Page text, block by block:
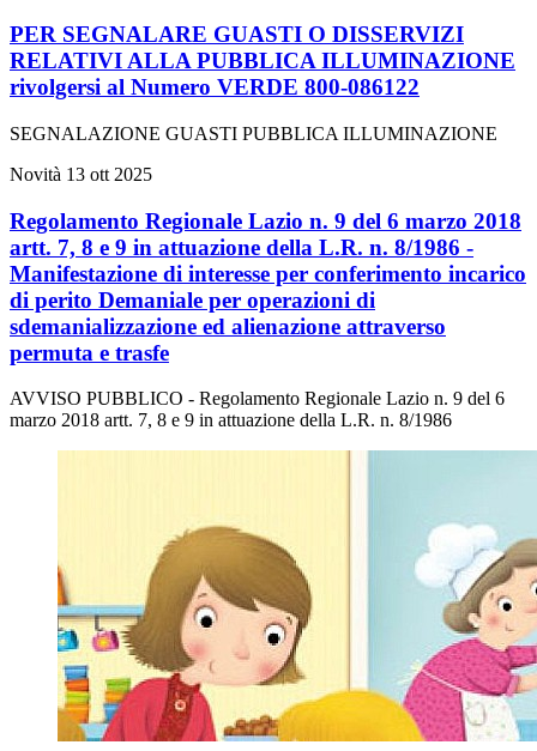
PER SEGNALARE GUASTI O DISSERVIZI
RELATIVI ALLA PUBBLICA ILLUMINAZIONE
rivolgersi al Numero VERDE 800-086122
SEGNALAZIONE GUASTI PUBBLICA ILLUMINAZIONE
Novità 13 ott 2025
Regolamento Regionale Lazio n. 9 del 6 marzo 2018
artt. 7, 8 e 9 in attuazione della L.R. n. 8/1986 -
Manifestazione di interesse per conferimento incarico
di perito Demaniale per operazioni di
sdemanializzazione ed alienazione attraverso
permuta e trasfe
AVVISO PUBBLICO - Regolamento Regionale Lazio n. 9 del 6
marzo 2018 artt. 7, 8 e 9 in attuazione della L.R. n. 8/1986